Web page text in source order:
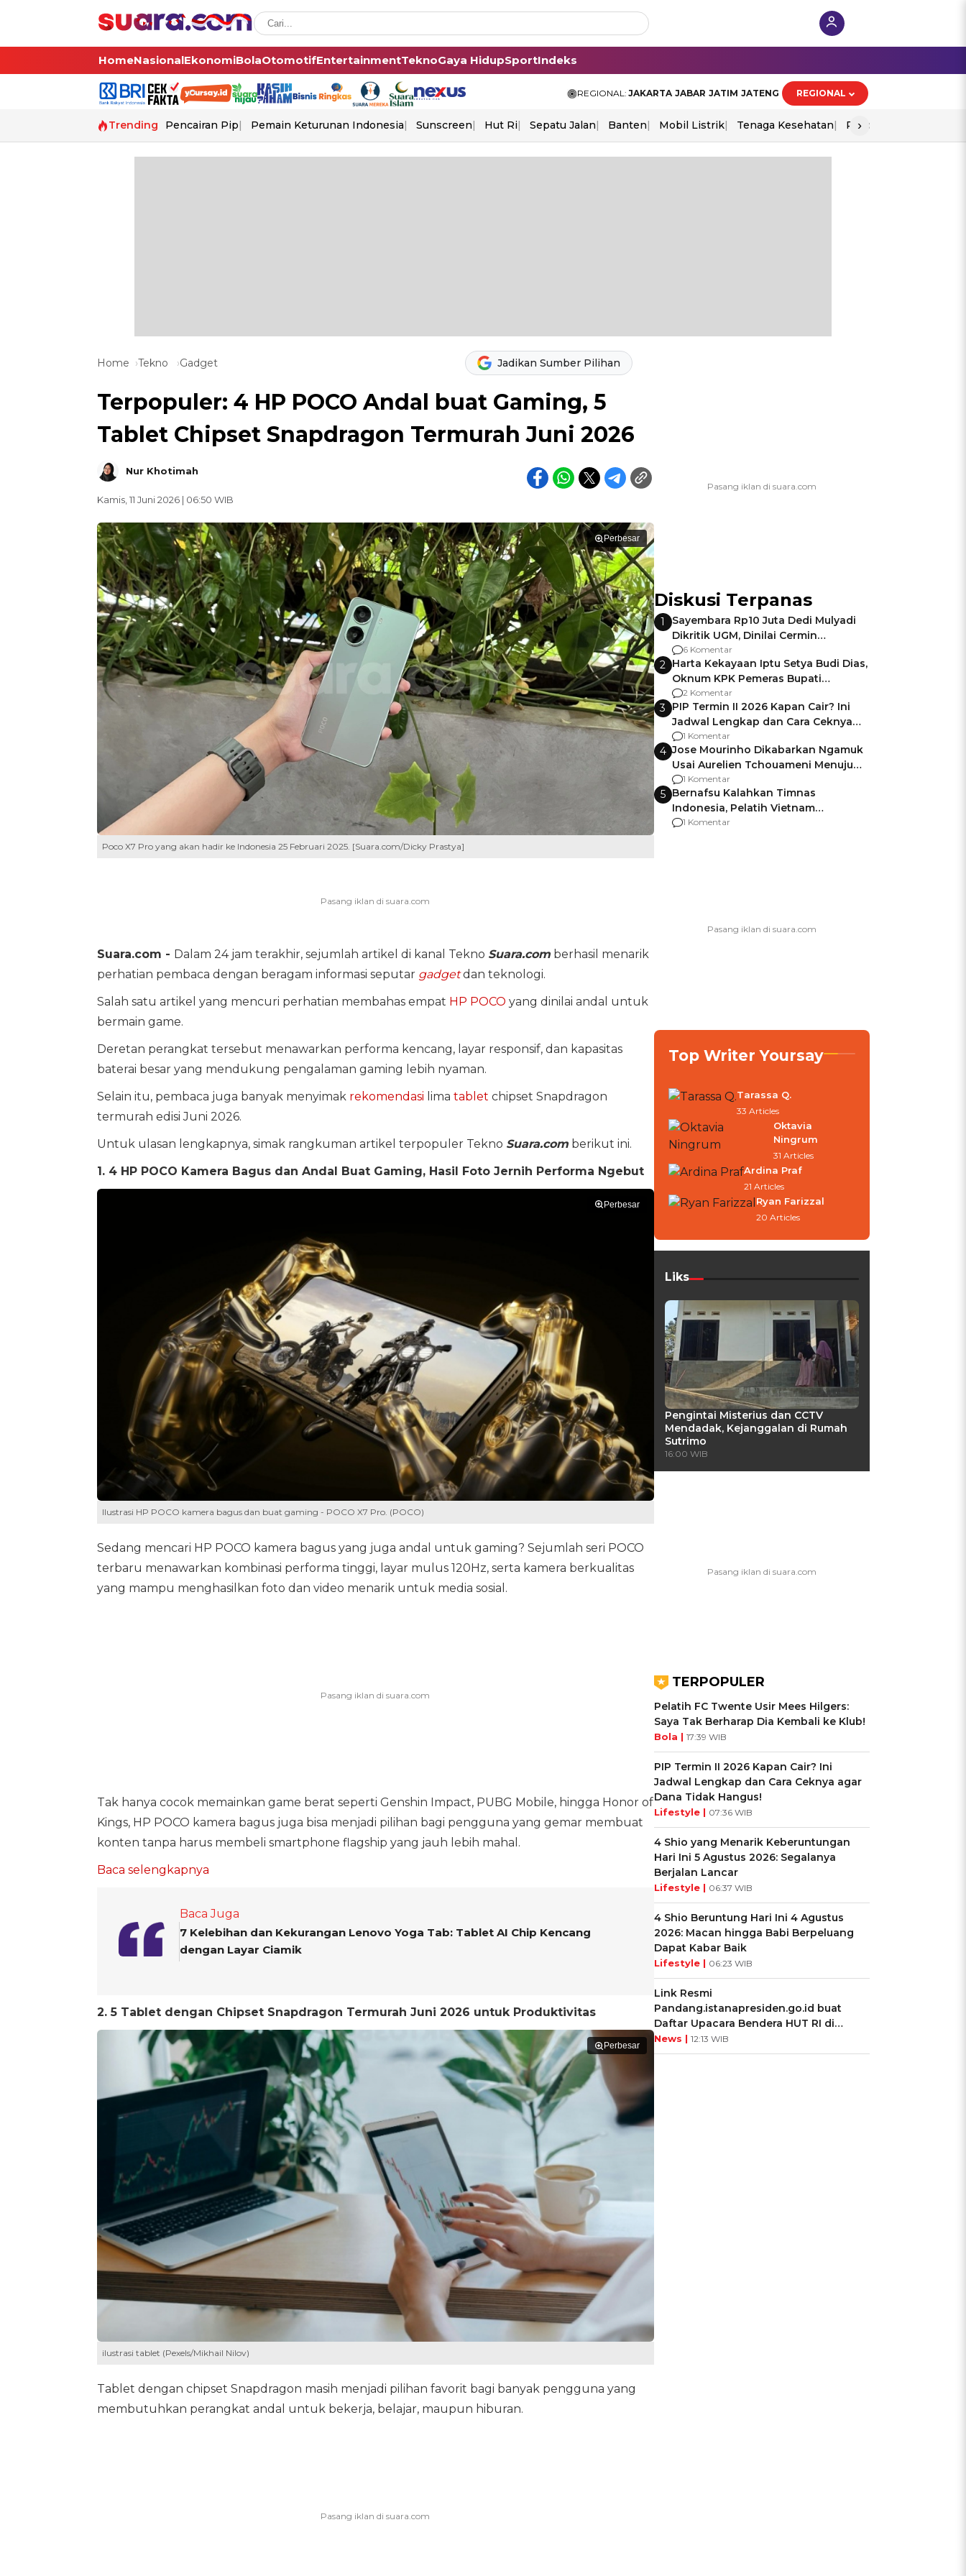
HomeNasionalEkonomiBolaOtomotifEntertainmentTeknoGaya HidupSportIndeks
REGIONAL: JAKARTA JABAR JATIM JATENG REGIONAL
Trending Pencairan Pip Pemain Keturunan Indonesia Sunscreen Hut Ri Sepatu Jalan Banten Mobil Listrik Tenaga Kesehatan Piala Aff 2026
›
Home Tekno Gadget Jadikan Sumber Pilihan
Terpopuler: 4 HP POCO Andal buat Gaming, 5
Tablet Chipset Snapdragon Termurah Juni 2026
Nur Khotimah
Kamis, 11 Juni 2026 | 06:50 WIB
Perbesar
Poco X7 Pro yang akan hadir ke Indonesia 25 Februari 2025. [Suara.com/Dicky Prastya]
Suara.com - Dalam 24 jam terakhir, sejumlah artikel di kanal Tekno Suara.comberhasil menarik
perhatian pembaca dengan beragam informasi seputar gadgetdan teknologi.
Salah satu artikel yang mencuri perhatian membahas empat HP POCO yang dinilai andal untuk
bermain game.
Deretan perangkat tersebut menawarkan performa kencang, layar responsif, dan kapasitas
baterai besar yang mendukung pengalaman gaming lebih nyaman.
Selain itu, pembaca juga banyak menyimak rekomendasi lima tablet chipset Snapdragon
termurah edisi Juni 2026.
Untuk ulasan lengkapnya, simak rangkuman artikel terpopuler Tekno Suara.comberikut ini.
1. 4 HP POCO Kamera Bagus dan Andal Buat Gaming, Hasil Foto Jernih Performa Ngebut
Perbesar
Ilustrasi HP POCO kamera bagus dan buat gaming - POCO X7 Pro. (POCO)
Sedang mencari HP POCO kamera bagus yang juga andal untuk gaming? Sejumlah seri POCO
terbaru menawarkan kombinasi performa tinggi, layar mulus 120Hz, serta kamera berkualitas
yang mampu menghasilkan foto dan video menarik untuk media sosial.
Tak hanya cocok memainkan game berat seperti Genshin Impact, PUBG Mobile, hingga Honor of
Kings, HP POCO kamera bagus juga bisa menjadi pilihan bagi pengguna yang gemar membuat
konten tanpa harus membeli smartphone flagship yang jauh lebih mahal.
Baca selengkapnya
Baca Juga
7 Kelebihan dan Kekurangan Lenovo Yoga Tab: Tablet AI Chip Kencang
dengan Layar Ciamik
2. 5 Tablet dengan Chipset Snapdragon Termurah Juni 2026 untuk Produktivitas
Perbesar
ilustrasi tablet (Pexels/Mikhail Nilov)
Tablet dengan chipset Snapdragon masih menjadi pilihan favorit bagi banyak pengguna yang
membutuhkan perangkat andal untuk bekerja, belajar, maupun hiburan.
Diskusi Terpanas
1
Sayembara Rp10 Juta Dedi Mulyadi
Dikritik UGM, Dinilai Cermin
Gagalnya Negara Jamin Keamanan
6 Komentar
2 Harta Kekayaan Iptu Setya Budi Dias,
Oknum KPK Pemeras Bupati
Pemalang
2 Komentar
3 PIP Termin II 2026 Kapan Cair? Ini
Jadwal Lengkap dan Cara Ceknya
agar Dana Tidak Hangus!
1 Komentar
4 Jose Mourinho Dikabarkan Ngamuk
Usai Aurelien Tchouameni Menuju
Manchester United
1 Komentar
5 Bernafsu Kalahkan Timnas
Indonesia, Pelatih Vietnam
Berencana Pakai Jimat di Pakansari
1 Komentar
Top Writer Yoursay
Tarassa Q.
33 Articles
Oktavia
Ningrum
31 Articles
Ardina Praf
21 Articles
Ryan Farizzal
20 Articles
Liks
Pengintai Misterius dan CCTV
Mendadak, Kejanggalan di Rumah
Sutrimo
16:00 WIB
TERPOPULER
Pelatih FC Twente Usir Mees Hilgers:
Saya Tak Berharap Dia Kembali ke Klub!
Bola | 17:39 WIB
PIP Termin II 2026 Kapan Cair? Ini
Jadwal Lengkap dan Cara Ceknya agar
Dana Tidak Hangus!
Lifestyle | 07:36 WIB
4 Shio yang Menarik Keberuntungan
Hari Ini 5 Agustus 2026: Segalanya
Berjalan Lancar
Lifestyle | 06:37 WIB
4 Shio Beruntung Hari Ini 4 Agustus
2026: Macan hingga Babi Berpeluang
Dapat Kabar Baik
Lifestyle | 06:23 WIB
Link Resmi
Pandang.istanapresiden.go.id buat
Daftar Upacara Bendera HUT RI di
Istana Negara
News | 12:13 WIB